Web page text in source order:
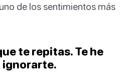
de los sentimientos más
te repitas. Te he
ignorarte.